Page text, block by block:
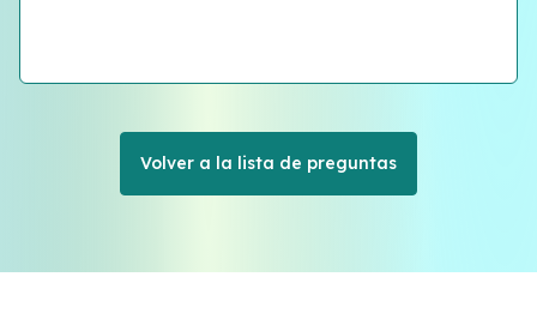
Volver a la lista de preguntas